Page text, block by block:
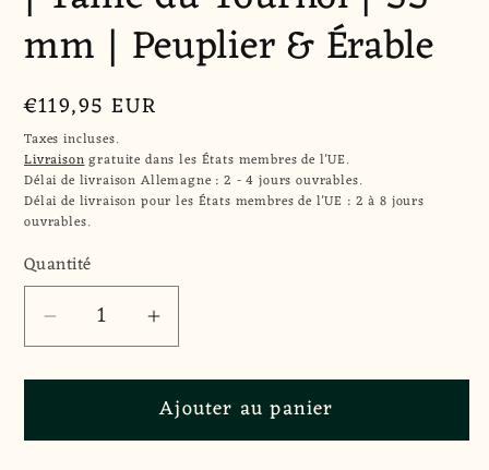
mm | Peuplier & Érable
Prix
habituel
€119,95 EUR
Taxes incluses.
Livraisongratuite dans les États membres de l'UE.
Délai de livraison Allemagne : 2 - 4 jours ouvrables.
Délai de livraison pour les États membres de l'UE : 2 à 8 jours
ouvrables.
Quantité
Quantité
Réduire
la
quantité
Échiquier
Augmenter
la
quantité
de
Échiquier
Ajouter au panier